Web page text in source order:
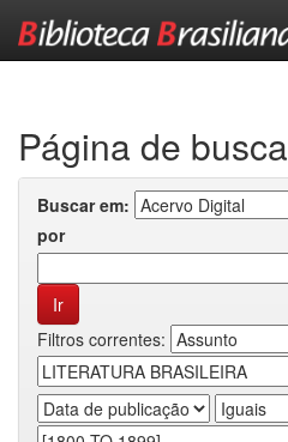
Página de busca
Buscar em:
por
Filtros correntes: